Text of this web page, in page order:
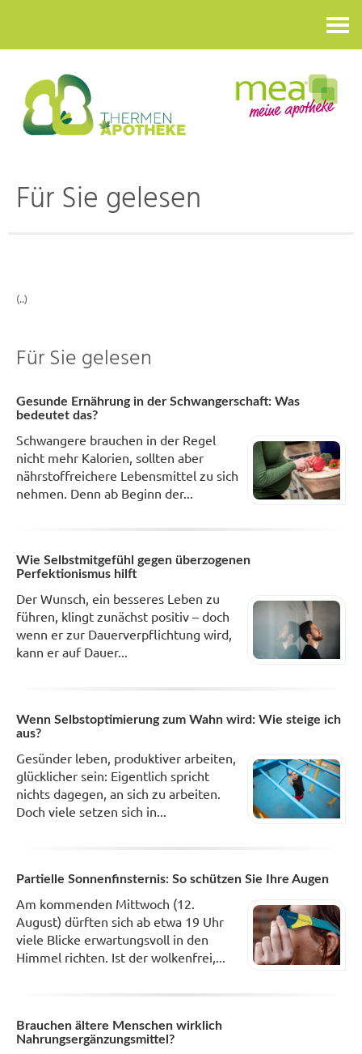
Für Sie gelesen
(..)
Für Sie gelesen
Gesunde Ernährung in der Schwangerschaft: Was
bedeutet das?
Schwangere brauchen in der Regel
nicht mehr Kalorien, sollten aber
nährstoffreichere Lebensmittel zu sich
nehmen. Denn ab Beginn der...
Wie Selbstmitgefühl gegen überzogenen
Perfektionismus hilft
Der Wunsch, ein besseres Leben zu
führen, klingt zunächst positiv – doch
wenn er zur Dauerverpflichtung wird,
kann er auf Dauer...
Wenn Selbstoptimierung zum Wahn wird: Wie steige ich
aus?
Gesünder leben, produktiver arbeiten,
glücklicher sein: Eigentlich spricht
nichts dagegen, an sich zu arbeiten.
Doch viele setzen sich in...
Partielle Sonnenfinsternis: So schützen Sie Ihre Augen
Am kommenden Mittwoch (12.
August) dürften sich ab etwa 19 Uhr
viele Blicke erwartungsvoll in den
Himmel richten. Ist der wolkenfrei,...
Brauchen ältere Menschen wirklich
Nahrungsergänzungsmittel?